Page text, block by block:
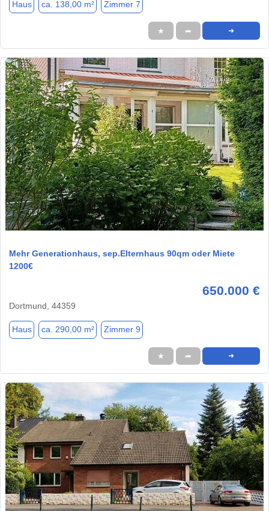
Haus ca. 138,00 m² Zimmer 7
★ ➦ ➜
1 / 1
Mehr Generationhaus, sep.Elternhaus 90qm oder Miete
1200€
650.000 €
Dortmund, 44359
Haus ca. 290,00 m² Zimmer 9
★ ➦ ➜